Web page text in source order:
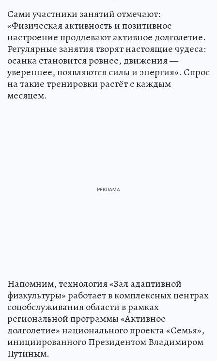
Сами участники занятий отмечают:
«Физическая активность и позитивное
настроение продлевают активное долголетие.
Регулярные занятия творят настоящие чудеса:
осанка становится ровнее, движения —
увереннее, появляются силы и энергия». Спрос
на такие тренировки растёт с каждым
месяцем.
Напомним, технология «Зал адаптивной
физкультуры» работает в комплексных центрах
соцобслуживания области в рамках
региональной программы «Активное
долголетие» национального проекта «Семья»,
инициированного Президентом Владимиром
Путиным.